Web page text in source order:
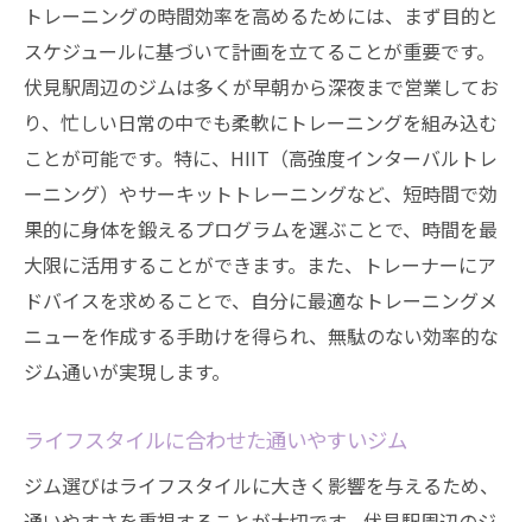
トレーニングの時間効率を高めるためには、まず目的と
スケジュールに基づいて計画を立てることが重要です。
伏見駅周辺のジムは多くが早朝から深夜まで営業してお
り、忙しい日常の中でも柔軟にトレーニングを組み込む
ことが可能です。特に、HIIT（高強度インターバルトレ
ーニング）やサーキットトレーニングなど、短時間で効
果的に身体を鍛えるプログラムを選ぶことで、時間を最
大限に活用することができます。また、トレーナーにア
ドバイスを求めることで、自分に最適なトレーニングメ
ニューを作成する手助けを得られ、無駄のない効率的な
ジム通いが実現します。
ライフスタイルに合わせた通いやすいジム
ジム選びはライフスタイルに大きく影響を与えるため、